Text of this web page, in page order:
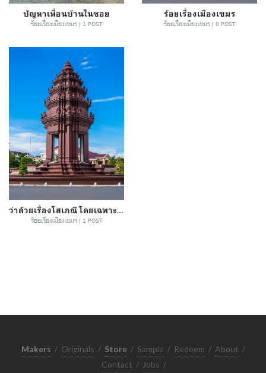
ปัญหาเพื่อนบ้านในซอย
ร้อยเรื่องเมืองเขมร | 1 POST
ร้อยเรื่องเมืองเขมร
ร้อยเรื่องเมืองเขมร | 0 POST
ว่าด้วยเรื่องโสเภณี โดยเฉพาะในกัมพูชา
ร้อยเรื่องเมืองเขมร | 1 POST
Makers / Originals / Store / Sample / Redeem / About /
Contact / Jobs /